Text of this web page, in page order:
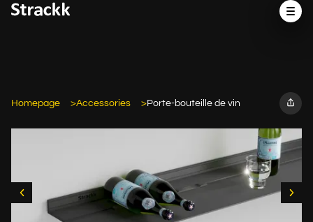
Homepage Accessories Porte-bouteille de vin